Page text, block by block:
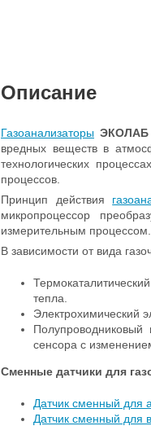
Описание
Газоанализаторы ЭКОЛАБ
вредных веществ в
технологических
процессов.
Принцип действия
микропроцессор
измерительным процессом.
В зависимости от вида
тепла.
Электрохимический
сенсора с
Сменные датчики для
Датчик сменный для
Датчик сменный для